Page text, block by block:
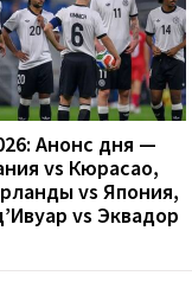
Анонс дня —
vs Кюрасао,
vs Япония,
vs Эквадор